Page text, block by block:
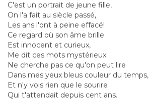
C'est un portrait de jeune fille,
On l'a fait au siècle passé,
Les ans l'ont à peine effacé!
Ce regard où son âme brille
Est innocent et curieux,
Me dit ces mots mystérieux:
Ne cherche pas ce qu'on peut lire
Dans mes yeux bleus couleur du temps,
Et n'y vois rien que le sourire
Qui t'attendait depuis cent ans.